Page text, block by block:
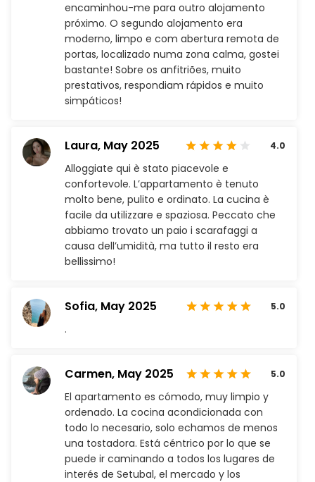
encaminhou-me para outro alojamento
próximo. O segundo alojamento era
moderno, limpo e com abertura remota de
portas, localizado numa zona calma, gostei
bastante! Sobre os anfitriões, muito
prestativos, respondiam rápidos e muito
simpáticos!
Laura, May 2025 4.0
Alloggiate qui è stato piacevole e
confortevole. L’appartamento è tenuto
molto bene, pulito e ordinato. La cucina è
facile da utilizzare e spaziosa. Peccato che
abbiamo trovato un paio i scarafaggi a
causa dell’umidità, ma tutto il resto era
bellissimo!
Sofia, May 2025 5.0
.
Carmen, May 2025 5.0
El apartamento es cómodo, muy limpio y
ordenado. La cocina acondicionada con
todo lo necesario, solo echamos de menos
una tostadora. Está céntrico por lo que se
puede ir caminando a todos los lugares de
interés de Setubal, el mercado y los